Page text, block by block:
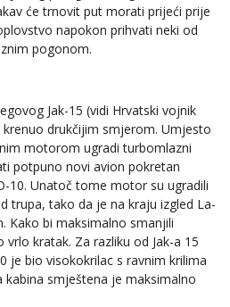
će trnovit put morati prijeći prije
napokon prihvati neki od
pogonom.
Jak-15 (vidi Hrvatski vojnik
drukčijim smjerom. Umjesto
motorom ugradi turbomlazni
potpuno novi avion pokretan
10. Unatoč tome motor su ugradili
trupa, tako da je na kraju izgled La-
Kako bi maksimalno smanjili
kratak. Za razliku od Jak-a 15
je bio visokokrilac s ravnim krilima
kabina smještena je maksimalno